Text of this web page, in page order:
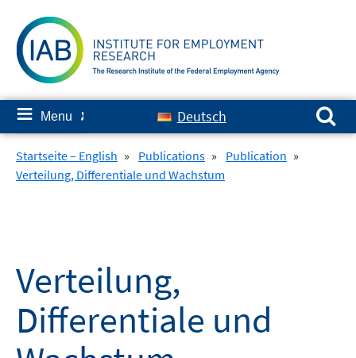
content
≡ Menu ✘ Deutsch
Search for:
Startseite – English » Publications » Publication »
Verteilung, Differentiale und Wachstum
Verteilung,
Differentiale und